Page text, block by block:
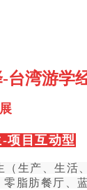
台湾游学
项目互动型
生产、生
脂肪餐厅